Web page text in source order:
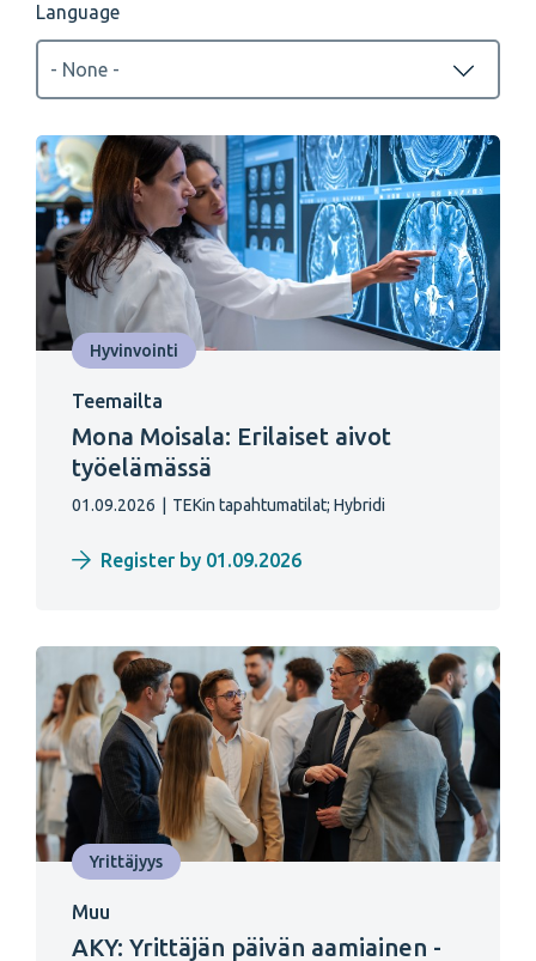
Language
Hyvinvointi
Teemailta
Mona Moisala: Erilaiset aivot
työelämässä
01.09.2026 TEKin tapahtumatilat; Hybridi
Register by 01.09.2026
Yrittäjyys
Muu
AKY: Yrittäjän päivän aamiainen -